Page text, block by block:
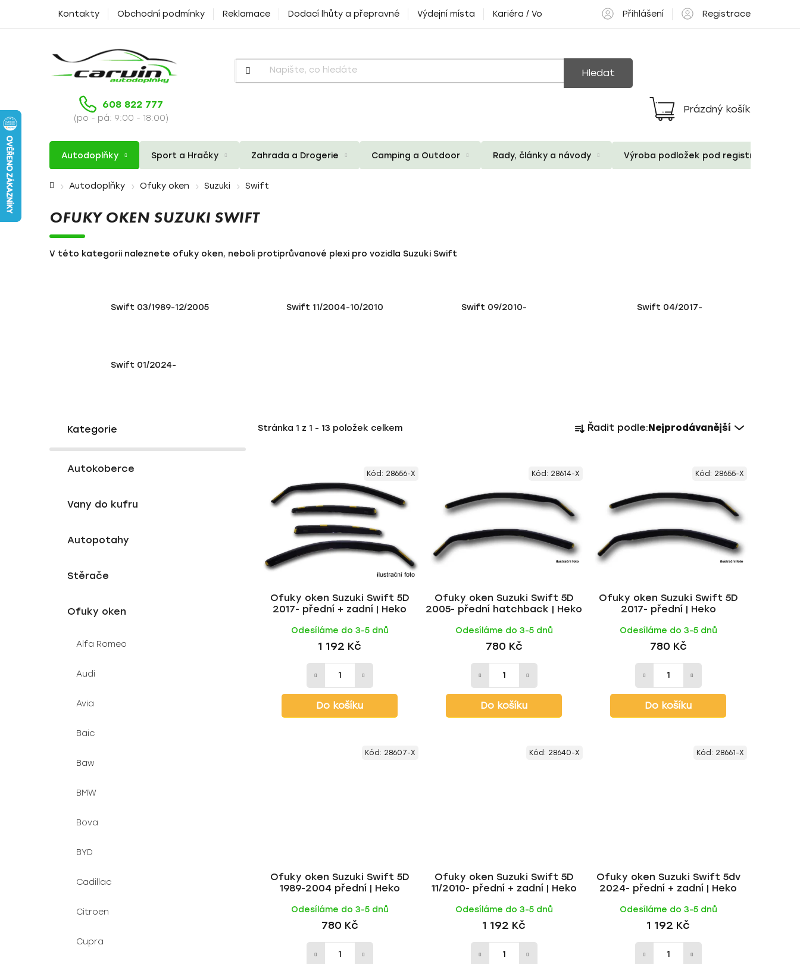
Kontakty Obchodní podmínky Reklamace Dodací lhůty a přepravné Výdejní místa Kariéra / Volné pozice Přihlášení Registrace
Hledat
608 822 777
(po - pá: 9:00 - 18:00)
Nákupní
košík
Prázdný košík
Autodoplňky Sport a Hračky Zahrada a Drogerie Camping a Outdoor Rady, články a návody Výroba podložek pod registrační
Domů Autodoplňky Ofuky oken Suzuki Swift
OFUKY OKEN SUZUKI SWIFT
V této kategorii naleznete ofuky oken, neboli protiprůvanové plexi pro vozidla Suzuki Swift
Swift 03/1989-12/2005 Swift 11/2004-10/2010 Swift 09/2010- Swift 04/2017-
Swift 01/2024-
s
kategorie
t
Autokoberce
Vany do kufru
Autopotahy
Stěrače
Ofuky oken
Alfa Romeo
Audi
Avia
Baic
Baw
BMW
Bova
BYD
Cadillac
Citroen
Cupra
Stránka 1 z 1 - 13 položek celkem
a
n
p
r
o
d
t
Řadit podle:Nejprodávanější
o
Ofuky oken Suzuki Swift 5D
2017- přední + zadní | Heko
Odesíláme do 3-5 dnů
1 192 Kč
Do košíku
Kód: 28656-X
Ofuky oken Suzuki Swift 5D
2005- přední hatchback | Heko
Odesíláme do 3-5 dnů
780 Kč
Do košíku
Kód: 28614-X
Ofuky oken Suzuki Swift 5D
2017- přední | Heko
Odesíláme do 3-5 dnů
780 Kč
Do košíku
Kód: 28655-X
Ofuky oken Suzuki Swift 5D
1989-2004 přední | Heko
Odesíláme do 3-5 dnů
780 Kč
Kód: 28607-X
Ofuky oken Suzuki Swift 5D
11/2010- přední + zadní | Heko
Odesíláme do 3-5 dnů
1 192 Kč
Kód: 28640-X
Ofuky oken Suzuki Swift 5dv
2024- přední + zadní | Heko
Odesíláme do 3-5 dnů
1 192 Kč
Kód: 28661-X